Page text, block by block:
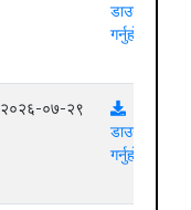
डाउनलोड
गर्नुहोस्
२०२६-०७-२९
डाउनलोड
गर्नुहोस्